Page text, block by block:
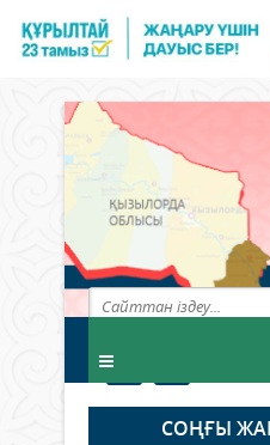
СОҢҒЫ